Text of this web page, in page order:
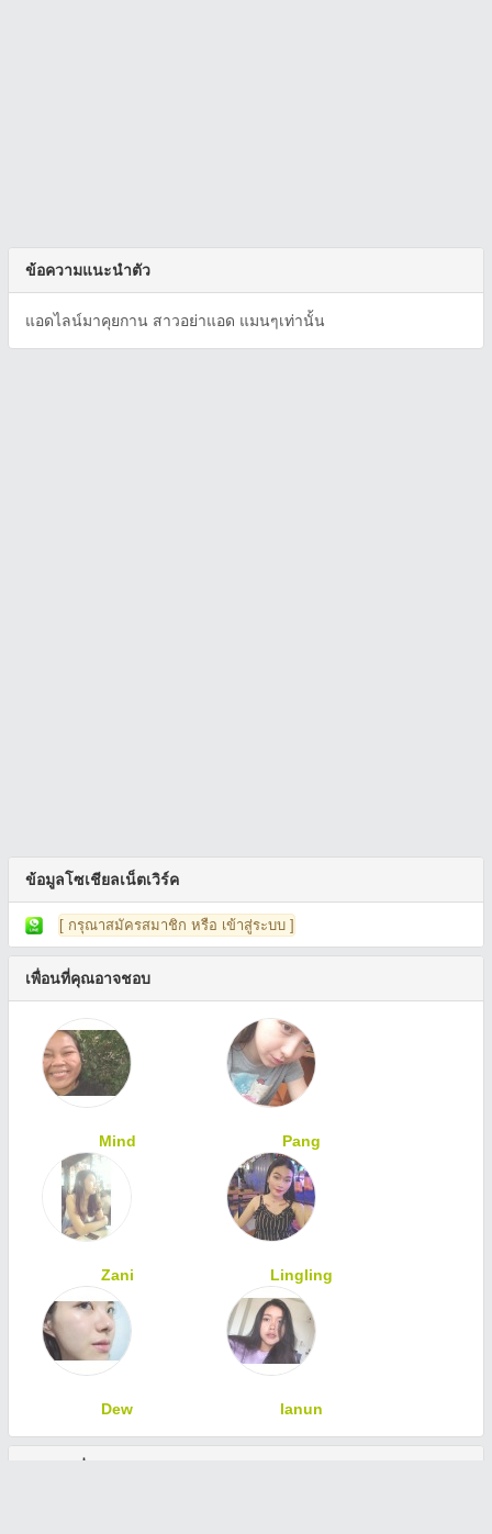
ข้อความแนะนำตัว
แอดไลน์มาคุยกาน สาวอย่าแอด แมนๆเท่านั้น
ข้อมูลโซเชียลเน็ตเวิร์ค
[ กรุณาสมัครสมาชิก หรือ เข้าสู่ระบบ ]
เพื่อนที่คุณอาจชอบ
Mind Pang
Zani Lingling
Dew lanun